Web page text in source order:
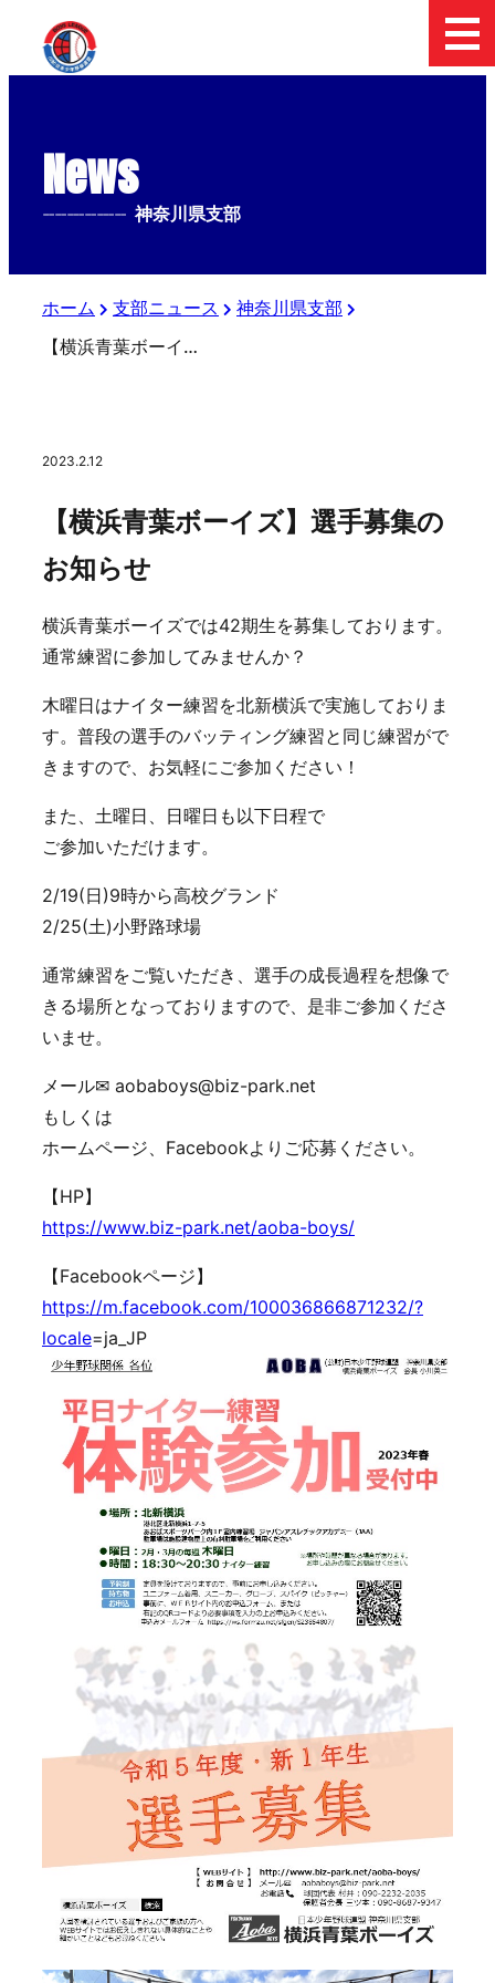
News
-------------- 神奈川県支部
ホーム 支部ニュース
神奈川県支部
【横浜青葉ボーイズ】選手募集のお知らせ
2023.2.12
【横浜青葉ボーイズ】選手募集の
お知らせ
横浜青葉ボーイズでは42期生を募集しております。
通常練習に参加してみませんか？
木曜日はナイター練習を北新横浜で実施しておりま
す。普段の選手のバッティング練習と同じ練習がで
きますので、お気軽にご参加ください！
また、土曜日、日曜日も以下日程で
ご参加いただけます。
2/19(日)9時から高校グランド
2/25(土)小野路球場
通常練習をご覧いただき、選手の成長過程を想像で
きる場所となっておりますので、是非ご参加くださ
いませ。
メール✉ aobaboys@biz-park.net
もしくは
ホームページ、Facebookよりご応募ください。
【HP】
https://www.biz-park.net/aoba-boys/
【Facebookページ】
https://m.facebook.com/100036866871232/?
locale=ja_JP